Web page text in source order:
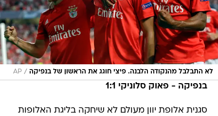
לא התבלבל מהנקודה הלבנה. פיצי חוגג את הראשון של בנפיקה /
AP
בנפיקה - פאוק סלוניקי 1:1
סגנית אלופת יוון מעולם לא שיחקה בליגת האלופות